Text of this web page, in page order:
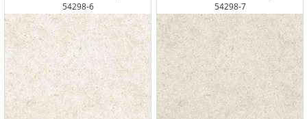
54298-6 54298-7